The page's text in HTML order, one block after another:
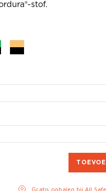
stof.
Gratis ophalen bij All